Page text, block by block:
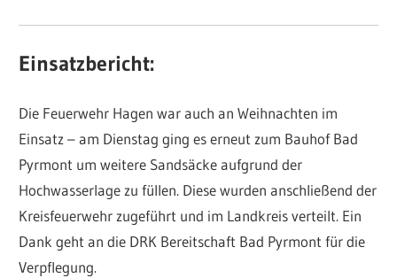
Einsatzbericht:
Die Feuerwehr Hagen war auch an Weihnachten im
Einsatz – am Dienstag ging es erneut zum Bauhof Bad
Pyrmont um weitere Sandsäcke aufgrund der
Hochwasserlage zu füllen. Diese wurden anschließend der
Kreisfeuerwehr zugeführt und im Landkreis verteilt. Ein
Dank geht an die DRK Bereitschaft Bad Pyrmont für die
Verpflegung.